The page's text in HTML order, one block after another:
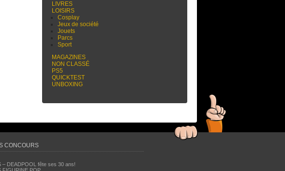
LIVRES
LOISIRS
Cosplay
Jeux de société
Jouets
Parcs
Sport
MAGAZINES
NON CLASSÉ
PS5
QUICKTEST
UNBOXING
CONCOURS
– DEADPOOL fête ses 30 ans!